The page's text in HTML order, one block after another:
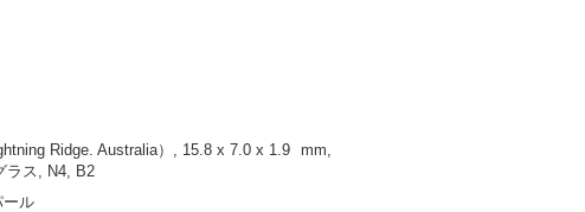
Ridge. Australia）, 15.8 x 7.0 x 1.9 mm
ラス, N4, B2
ール